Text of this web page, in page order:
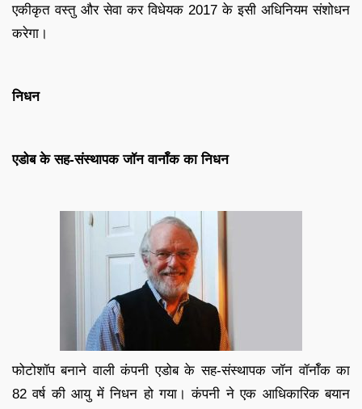
एकीकृत वस्‍तु और सेवा कर विधेयक 2017 के इसी अधिनियम संशोधन
करेगा।
निधन
एडोब के सह-संस्थापक जॉन वार्नॉक का निधन
फोटोशॉप बनाने वाली कंपनी एडोब के सह-संस्थापक जॉन वॉर्नॉक का
82 वर्ष की आयु में निधन हो गया। कंपनी ने एक आधिकारिक बयान